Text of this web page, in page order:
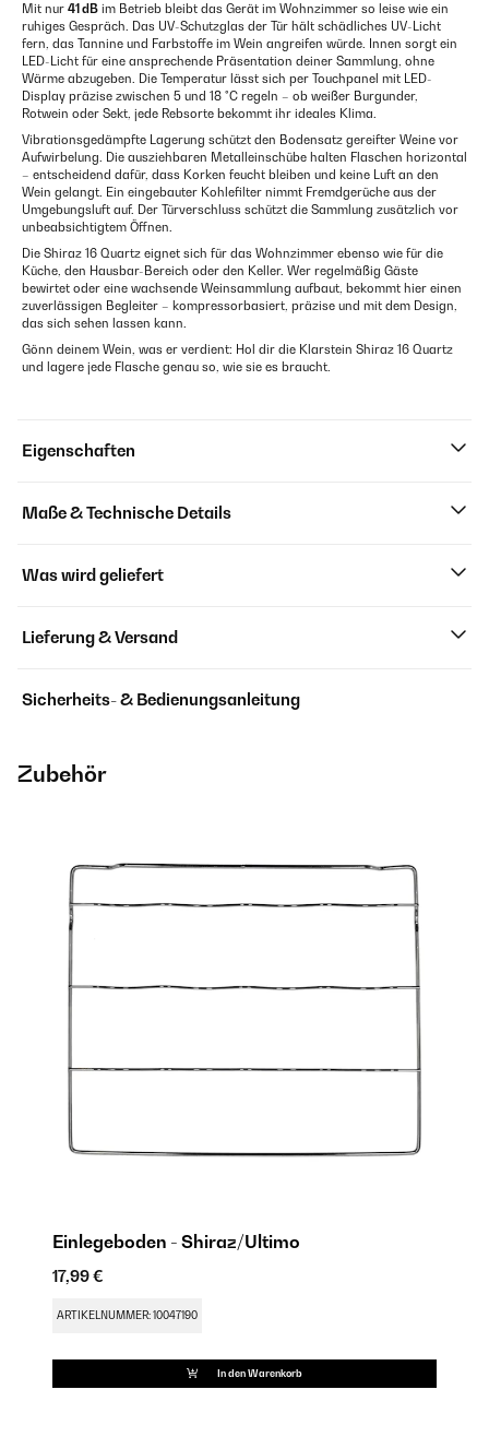
Mit nur 41 dB im Betrieb bleibt das Gerät im Wohnzimmer so leise wie ein
ruhiges Gespräch. Das UV-Schutzglas der Tür hält schädliches UV-Licht
fern, das Tannine und Farbstoffe im Wein angreifen würde. Innen sorgt ein
LED-Licht für eine ansprechende Präsentation deiner Sammlung, ohne
Wärme abzugeben. Die Temperatur lässt sich per Touchpanel mit LED-
Display präzise zwischen 5 und 18 °C regeln – ob weißer Burgunder,
Rotwein oder Sekt, jede Rebsorte bekommt ihr ideales Klima.
Vibrationsgedämpfte Lagerung schützt den Bodensatz gereifter Weine vor
Aufwirbelung. Die ausziehbaren Metalleinschübe halten Flaschen horizontal
– entscheidend dafür, dass Korken feucht bleiben und keine Luft an den
Wein gelangt. Ein eingebauter Kohlefilter nimmt Fremdgerüche aus der
Umgebungsluft auf. Der Türverschluss schützt die Sammlung zusätzlich vor
unbeabsichtigtem Öffnen.
Die Shiraz 16 Quartz eignet sich für das Wohnzimmer ebenso wie für die
Küche, den Hausbar-Bereich oder den Keller. Wer regelmäßig Gäste
bewirtet oder eine wachsende Weinsammlung aufbaut, bekommt hier einen
zuverlässigen Begleiter – kompressorbasiert, präzise und mit dem Design,
das sich sehen lassen kann.
Gönn deinem Wein, was er verdient: Hol dir die Klarstein Shiraz 16 Quartz
und lagere jede Flasche genau so, wie sie es braucht.
Eigenschaften
Maße & Technische Details
Was wird geliefert
Lieferung & Versand
Sicherheits- & Bedienungsanleitung
Zubehör
Einlegeboden - Shiraz/Ultimo
17,99 €
ARTIKELNUMMER: 10047190
In den Warenkorb